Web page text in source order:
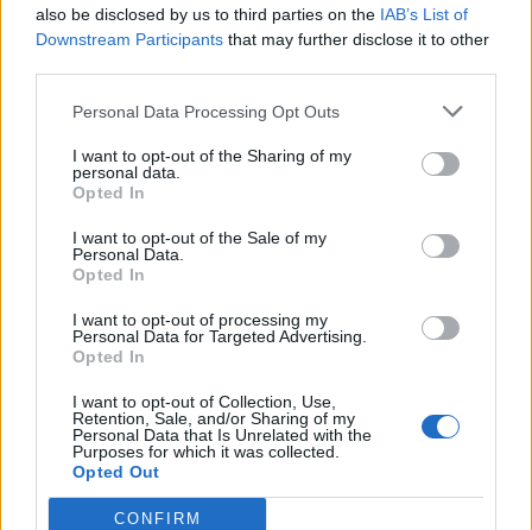
also be disclosed by us to third parties on the IAB’s List of
Downstream Participants that may further disclose it to other
Personal Data Processing Opt Outs
I want to opt-out of the Sharing of my
personal data.
Opted In
I want to opt-out of the Sale of my
Personal Data.
Opted In
I want to opt-out of processing my
Personal Data for Targeted Advertising.
Opted In
I want to opt-out of Collection, Use,
Retention, Sale, and/or Sharing of my
Personal Data that Is Unrelated with the
Purposes for which it was collected.
Opted Out
CONFIRM
Matkailu
2.12.2022, 16:00
Turussa tänä viikonloppuna
valotapahtuma – yhdistelmä
kansainvälistä ja kotimaista